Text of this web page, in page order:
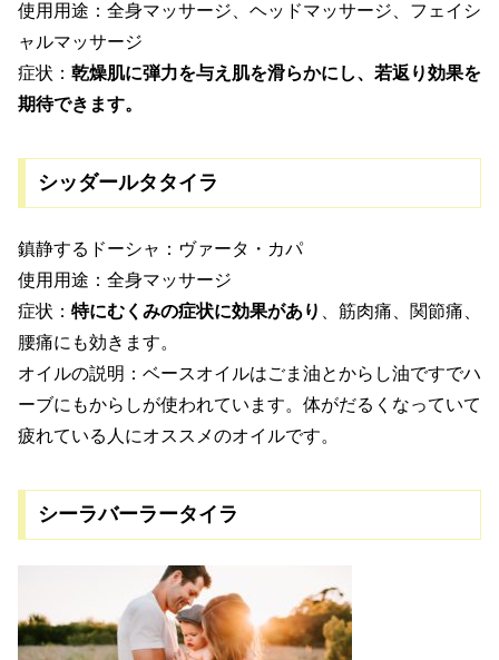
使用用途：全身マッサージ、ヘッドマッサージ、フェイシ
ャルマッサージ
症状： 乾燥肌に弾力を与え肌を滑らかにし、若返り効果を
期待できます。
シッダールタタイラ
鎮静するドーシャ：ヴァータ・カパ
使用用途：全身マッサージ
症状： 特にむくみの症状に効果があり
、筋肉痛、関節痛、
腰痛にも効きます。
オイルの説明：ベースオイルはごま油とからし油ですでハ
ーブにもからしが使われています。体がだるくなっていて
疲れている人にオススメのオイルです。
シーラバーラータイラ